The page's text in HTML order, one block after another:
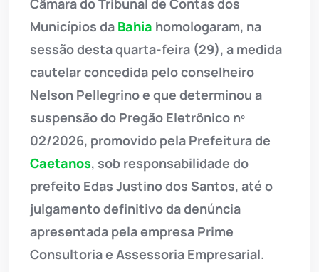
Municípios da Bahia homologaram, na
sessão desta quarta-feira (29), a medida
cautelar concedida pelo conselheiro
Nelson Pellegrino e que determinou a
suspensão do Pregão Eletrônico nº
02/2026, promovido pela Prefeitura de
Caetanos, sob responsabilidade do
prefeito Edas Justino dos Santos, até o
julgamento definitivo da denúncia
apresentada pela empresa Prime
Consultoria e Assessoria Empresarial.